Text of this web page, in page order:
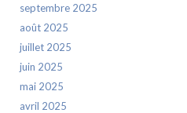
septembre 2025
août 2025
juillet 2025
juin 2025
mai 2025
avril 2025